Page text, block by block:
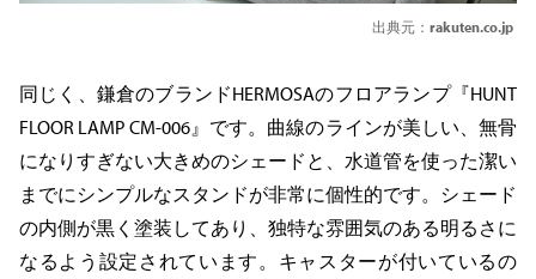
出典元： rakuten.co.jp
同じく、鎌倉のブランドHERMOSAのフロアランプ『HUNT
FLOOR LAMP CM-006』です。曲線のラインが美しい、無骨
になりすぎない大きめのシェードと、水道管を使った潔い
までにシンプルなスタンドが非常に個性的です。シェード
の内側が黒く塗装してあり、独特な雰囲気のある明るさに
なるよう設定されています。キャスターが付いているの